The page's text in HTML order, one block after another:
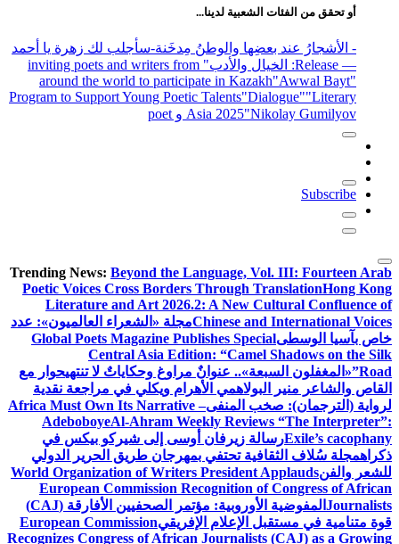
أو تحقق من الفئات الشعبية لدينا...
- الأشجارُ عند بعضِها والوطنُ مِدخَنة-سأجلب لك زهرة يا أحمد
— Release
: الخيال والأدب
" inviting poets and writers from
around the world to participate in Kazakh"Awwal Bayt"
Program to Support Young Poetic Talents"Dialogue""Literary
Asia 2025"Nikolay Gumilyov و poet
Subscribe
Trending News: Beyond the Language, Vol. III: Fourteen Arab
Poetic Voices Cross Borders Through TranslationHong Kong
Literature and Art 2026.2: A New Cultural Confluence of
Chinese and International Voicesمجلة «الشعراء العالميون»: عدد
خاص بآسيا الوسطىGlobal Poets Magazine Publishes Special
Central Asia Edition: “Camel Shadows on the Silk
Road” «المغفلون السبعة».. عنوانٌ مراوغ وحكاياتٌ لا تنتهيحوار مع
القاص والشاعر منير البولاهمي الأهرام ويكلي في مراجعة نقدية
لرواية (الترجمان): صخب المنفىAfrica Must Own Its Narrative –
AdeboboyeAl-Ahram Weekly Reviews “The Interpreter”:
Exile’s cacophanyرسالة زيرفان أوسى إلى شيركو بيكس في
ذكراهمجلة سُلاف الثقافية تحتفي بمهرجان طريق الحرير الدولي
للشعر والفنWorld Organization of Writers President Applauds
European Commission Recognition of Congress of African
Journalists
المفوضية الأوروبية: مؤتمر الصحفيين الأفارقة (CAJ)
قوة متنامية في مستقبل الإعلام الإفريقيEuropean Commission
Recognizes Congress of African Journalists (CAJ) as a Growing